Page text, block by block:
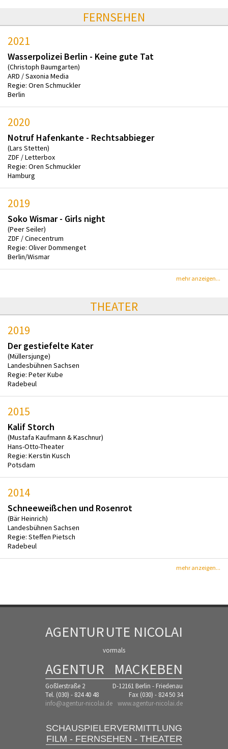
FERNSEHEN
2021
Wasserpolizei Berlin - Keine gute Tat
(Christoph Baumgarten)
ARD / Saxonia Media
Regie: Oren Schmuckler
Berlin
2020
Notruf Hafenkante - Rechtsabbieger
(Lars Stetten)
ZDF / Letterbox
Regie: Oren Schmuckler
Hamburg
2019
Soko Wismar - Girls night
(Peer Seiler)
ZDF / Cinecentrum
Regie: Oliver Dommenget
Berlin/Wismar
mehr anzeigen...
THEATER
2019
Der gestiefelte Kater
(Müllersjunge)
Landesbühnen Sachsen
Regie: Peter Kube
Radebeul
2015
Kalif Storch
(Mustafa Kaufmann & Kaschnur)
Hans-Otto-Theater
Regie: Kerstin Kusch
Potsdam
2014
Schneeweißchen und Rosenrot
(Bär Heinrich)
Landesbühnen Sachsen
Regie: Steffen Pietsch
Radebeul
mehr anzeigen...
AGENTURUTE NICOLAI
vormals
AGENTUR MACKEBEN
Goßlerstraße 2
D-12161 Berlin - Friedenau
Tel. (030) - 824 40 48
Fax (030) - 824 50 34
info@agentur-nicolai.de www.agentur-nicolai.de
SCHAUSPIELERVERMITTLUNG
FILM - FERNSEHEN - THEATER